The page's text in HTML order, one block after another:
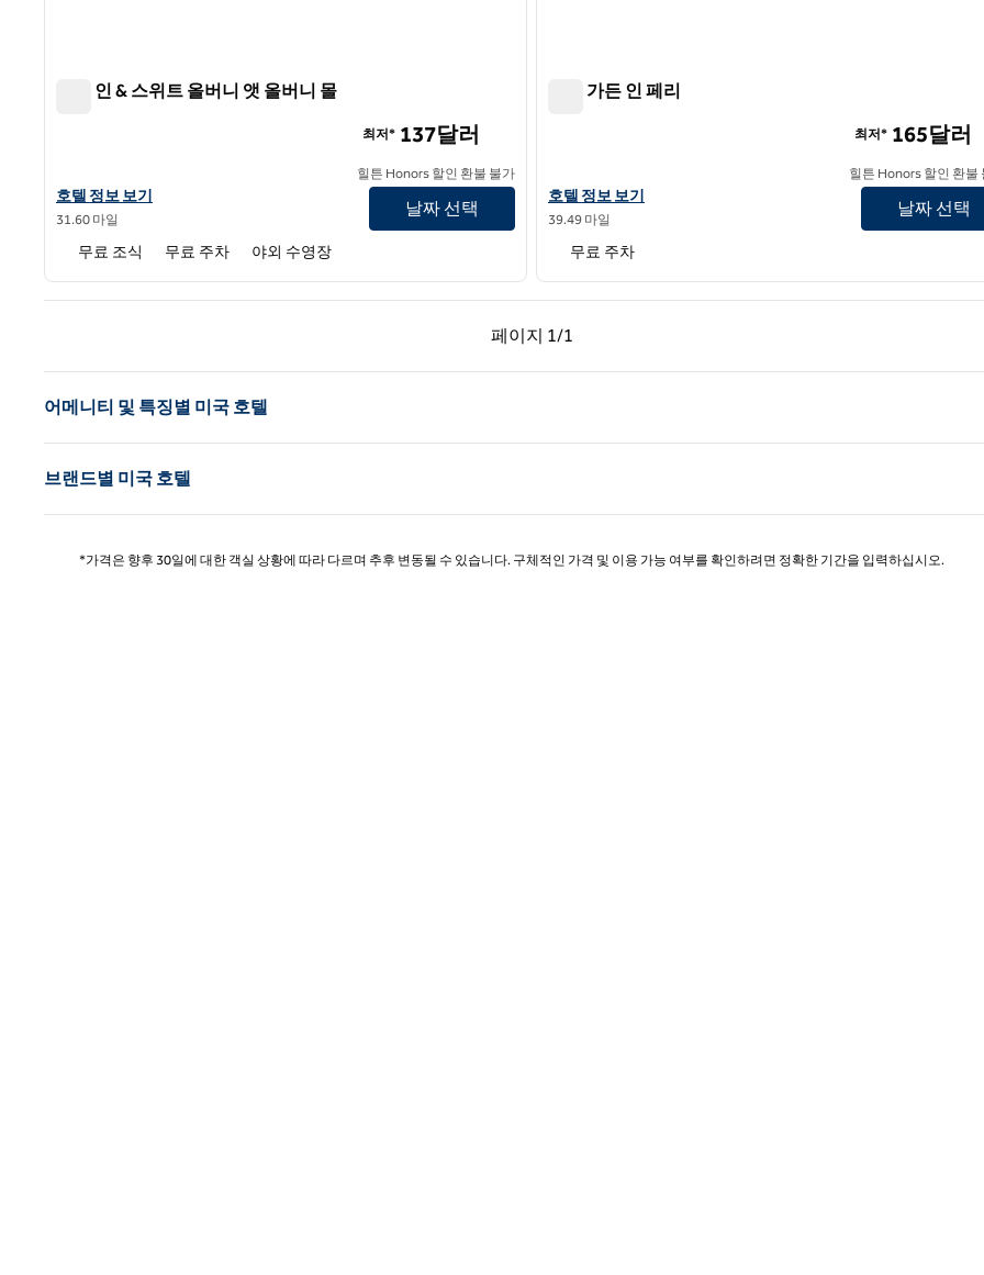
햄튼 인 & 스위트 올버니 앳 올버니 몰
햄튼 인 & 스위트 올버니 앳 올버니 몰의 호텔 정보 보기
호텔 정보 보기
31.60 마일
최저* 137달러
힐튼 Honors 할인 환불 불가
날짜 선택
무료 조식 무료 주차 야외 수영장
힐튼 가든 인 페리
힐튼 가든 인 페리의 호텔 정보 보기
호텔 정보 보기
39.49 마일
최저* 165달러
힐튼 Honors 할인 환불
날짜 선택
무료 주차
페이지 1/1
이전 페이지, 1/1
페이지 1/1
어메니티 및 특징별 미국 호텔
브랜드별 미국 호텔
*가격은 향후 30일에 대한 객실 상황에 따라 다르며 추후 변동될 수 있습니다. 구체적인 가격 및 이용 가능 여부를 확인하려면 정확한 기간을 입력하십시오.